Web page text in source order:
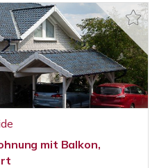
mit Balkon,